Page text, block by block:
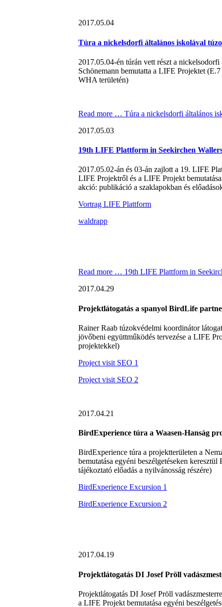
2017.05.04
Túra a nickelsdorfi általános iskolával
2017.05.04-én túrán vett részt a
Schönemann bemutatta a LIFE Projektet
WHA területén)
Read more … Túra a nickelsdorfi általános
2017.05.03
19th LIFE Plattform in Seekirchen
2017.05.02-án és 03-án zajlott a 19. LIFE
LIFE Projektről és a LIFE Projekt
akció: publikáció a szaklapokban és
Vortrag LIFE Plattform
waldrapp
Read more … 19th LIFE Plattform in
2017.04.29
Projektlátogatás a spanyol BirdLife
Rainer Raab túzokvédelmi koordinátor
jövőbeni együttműködés tervezése a LIFE
projektekkel)
Project visit SEO 1
Project visit SEO 2
2017.04.21
BirdExperience túra a Waasen-Hanság
BirdExperience túra a projektterületen a
bemutatása egyéni beszélgetéseken
tájékoztató előadás a nyilvánosság részére)
BirdExperience Excursion 1
BirdExperience Excursion 2
2017.04.19
Projektlátogatás DI Josef Pröll
Projektlátogatás DI Josef Pröll
a LIFE Projekt bemutatása egyéni